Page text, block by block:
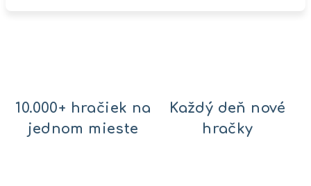
10.000+ hračiek na
jednom mieste
Každý deň nové
hračky